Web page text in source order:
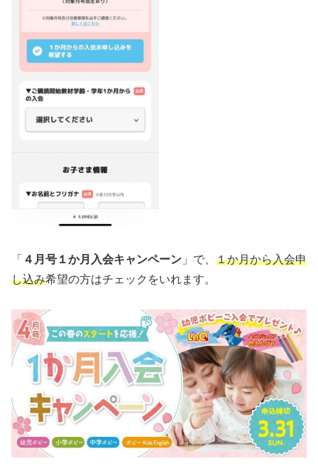
「 ４月号１か月入会キャンペーン 」で、 １か月から入会申
し込み希望の方はチェックをいれます。